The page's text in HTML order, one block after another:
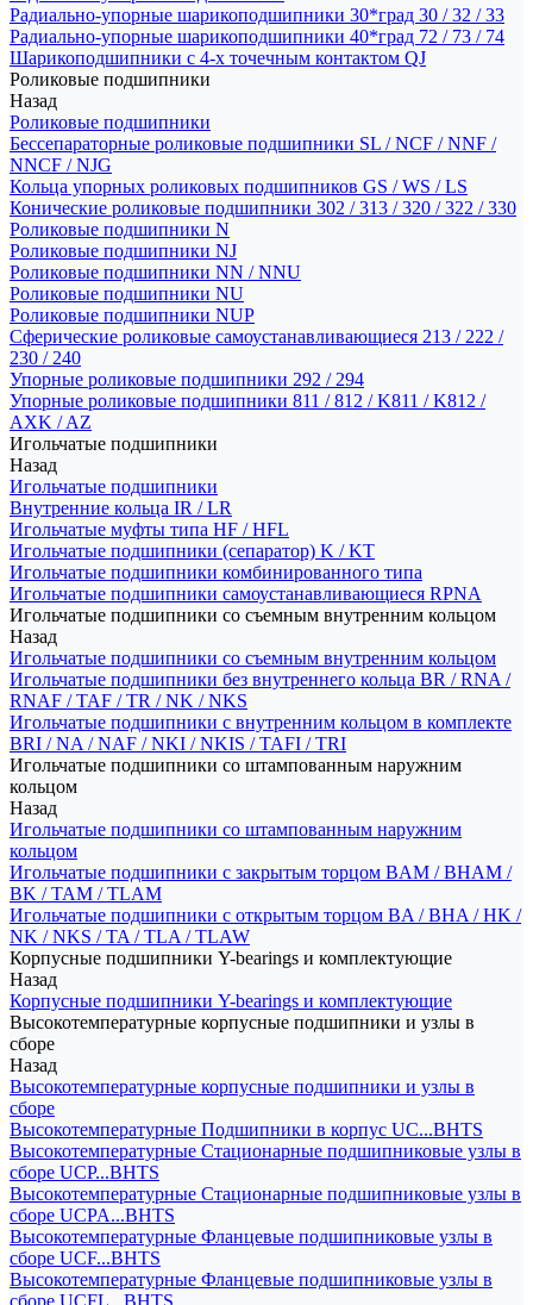
Радиально-упорные шарикоподшипники 30*град 30 / 32 / 33
Радиально-упорные шарикоподшипники 40*град 72 / 73 / 74
Шарикоподшипники с 4-х точечным контактом QJ
Роликовые подшипники
Назад
Роликовые подшипники
Бессепараторные роликовые подшипники SL / NCF / NNF /
NNCF / NJG
Кольца упорных роликовых подшипников GS / WS / LS
Конические роликовые подшипники 302 / 313 / 320 / 322 / 330
Роликовые подшипники N
Роликовые подшипники NJ
Роликовые подшипники NN / NNU
Роликовые подшипники NU
Роликовые подшипники NUP
Сферические роликовые самоустанавливающиеся 213 / 222 /
230 / 240
Упорные роликовые подшипники 292 / 294
Упорные роликовые подшипники 811 / 812 / K811 / K812 /
AXK / AZ
Игольчатые подшипники
Назад
Игольчатые подшипники
Внутренние кольца IR / LR
Игольчатые муфты типа HF / HFL
Игольчатые подшипники (сепаратор) K / KT
Игольчатые подшипники комбинированного типа
Игольчатые подшипники самоустанавливающиеся RPNA
Игольчатые подшипники со съемным внутренним кольцом
Назад
Игольчатые подшипники со съемным внутренним кольцом
Игольчатые подшипники без внутреннего кольца BR / RNA /
RNAF / TAF / TR / NK / NKS
Игольчатые подшипники с внутренним кольцом в комплекте
BRI / NA / NAF / NKI / NKIS / TAFI / TRI
Игольчатые подшипники со штампованным наружним
кольцом
Назад
Игольчатые подшипники со штампованным наружним
кольцом
Игольчатые подшипники с закрытым торцом BAM / BHAM /
BK / TAM / TLAM
Игольчатые подшипники с открытым торцом BA / BHA / HK /
NK / NKS / TA / TLA / TLAW
Корпусные подшипники Y-bearings и комплектующие
Назад
Корпусные подшипники Y-bearings и комплектующие
Высокотемпературные корпусные подшипники и узлы в
сборе
Назад
Высокотемпературные корпусные подшипники и узлы в
сборе
Высокотемпературные Подшипники в корпус UC...BHTS
Высокотемпературные Стационарные подшипниковые узлы в
сборе UCP...BHTS
Высокотемпературные Стационарные подшипниковые узлы в
сборе UCPA...BHTS
Высокотемпературные Фланцевые подшипниковые узлы в
сборе UCF...BHTS
Высокотемпературные Фланцевые подшипниковые узлы в
сборе UCFL...BHTS